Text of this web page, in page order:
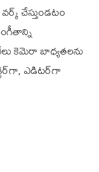
చేస్తుండ‌టం
కెమెరా బాధ్య‌త‌ల‌ను
ఎడిట‌ర్‌గా